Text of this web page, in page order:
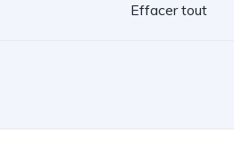
Effacer tout